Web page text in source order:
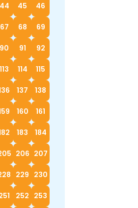
44 45 46
67 68 69
90 91 92
113 114 115
137 138
160 161
183 184
206 207
229 230
252 253